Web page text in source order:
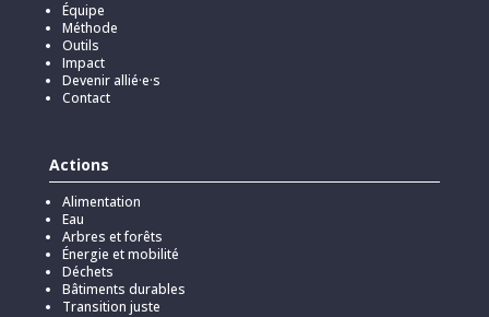
Équipe
Méthode
Outils
Impact
Devenir allié·e·s
Contact
Actions
Alimentation
Eau
Arbres et forêts
Énergie et mobilité
Déchets
Bâtiments durables
Transition juste